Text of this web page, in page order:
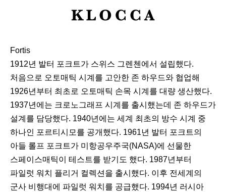
K
C
A
Fortis
1912년 발터 포크트가 스위스 그렌첸에서 설립했다.
처음으로 오토매틱 시계를 고안한 존 하우드와 협업해
1926년부터 최초로 오토매틱 손목 시계를 대량 생산했다.
1937년에는 크로노그래프 시계를 출시했는데 존 하우드가
설계를 담당했다. 1940년에는 세계 최초의 방수 시계 중
하나인 포르티시모를 공개했다. 1961년 발터 포크트의
아들 롤프 포크트가 미항공우주국(NASA)에 선물한
스페이스매틱이 테스트를 받기도 했다. 1987년부터
파일럿 워치 플리거 컬렉션을 출시했다. 이후 전세계의
군사 비행대에 파일럿 워치를 공급했다. 1994년 러시아